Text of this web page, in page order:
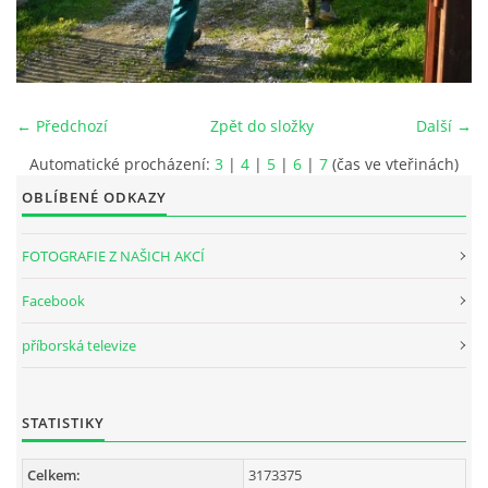
INTERNÍ SEKCE
← Předchozí Další →
Zpět do složky
Automatické procházení: 3 | 4 | 5 | 6 | 7 (čas ve vteřinách)
OBLÍBENÉ ODKAZY
FOTOGRAFIE Z NAŠICH AKCÍ
Facebook
příborská televize
STATISTIKY
Celkem: 3173375